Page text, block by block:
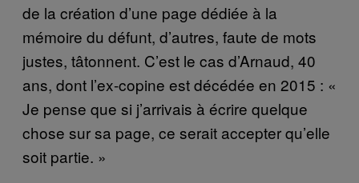
de la création d’une page dédiée à la
mémoire du défunt, d’autres, faute de mots
justes, tâtonnent. C’est le cas d’Arnaud, 40
ans, dont l’ex-copine est décédée en 2015 : «
Je pense que si j’arrivais à écrire quelque
chose sur sa page, ce serait accepter qu’elle
soit partie. »